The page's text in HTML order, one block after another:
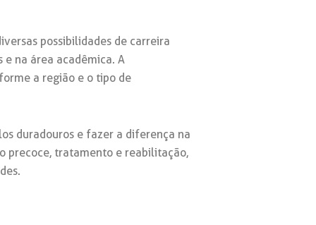
possibilidades de carreira
na área acadêmica. A
a região e o tipo de
duradouros e fazer a diferença na
precoce, tratamento e reabilitação,